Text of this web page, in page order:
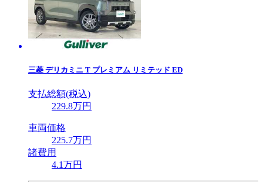
三菱 デリカミニ T プレミアム リミテッド ED
支払総額(税込)
229.8万円
車両価格
225.7万円
諸費用
4.1万円